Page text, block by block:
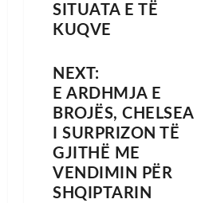
SITUATA E TË
KUQVE
NEXT:
E ARDHMJA E
BROJËS, CHELSEA
I SURPRIZON TË
GJITHË ME
VENDIMIN PËR
SHQIPTARIN